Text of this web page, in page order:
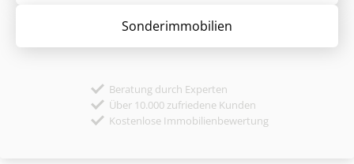
Sonder­immobilien
Beratung durch Experten
Über 10.000 zufriedene Kunden
Kostenlose Immobilienbewertung